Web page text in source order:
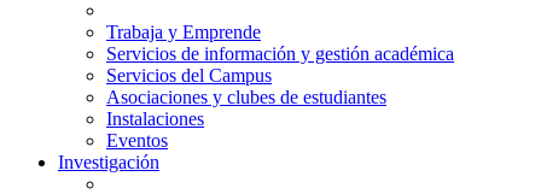
Trabaja y Emprende
Servicios de información y gestión académica
Servicios del Campus
Asociaciones y clubes de estudiantes
Instalaciones
Eventos
Investigación